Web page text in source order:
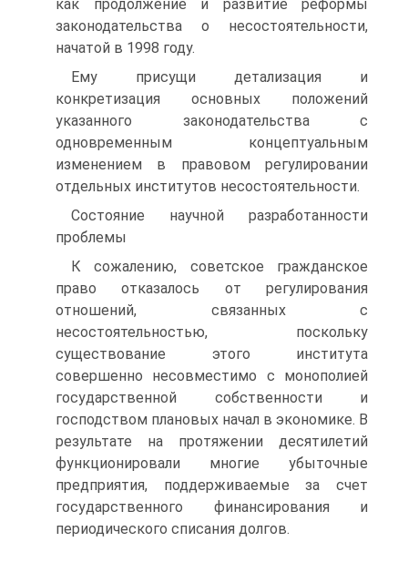
как продолжение и развитие реформы
законодательства о несостоятельности,
начатой в 1998 году.
Ему присущи детализация и
конкретизация основных положений
указанного законодательства с
одновременным концептуальным
изменением в правовом регулировании
отдельных институтов несостоятельности.
Состояние научной разработанности
проблемы
К сожалению, советское гражданское
право отказалось от регулирования
отношений, связанных с
несостоятельностью, поскольку
существование этого института
совершенно несовместимо с монополией
государственной собственности и
господством плановых начал в экономике. В
результате на протяжении десятилетий
функционировали многие убыточные
предприятия, поддерживаемые за счет
государственного финансирования и
периодического списания долгов.